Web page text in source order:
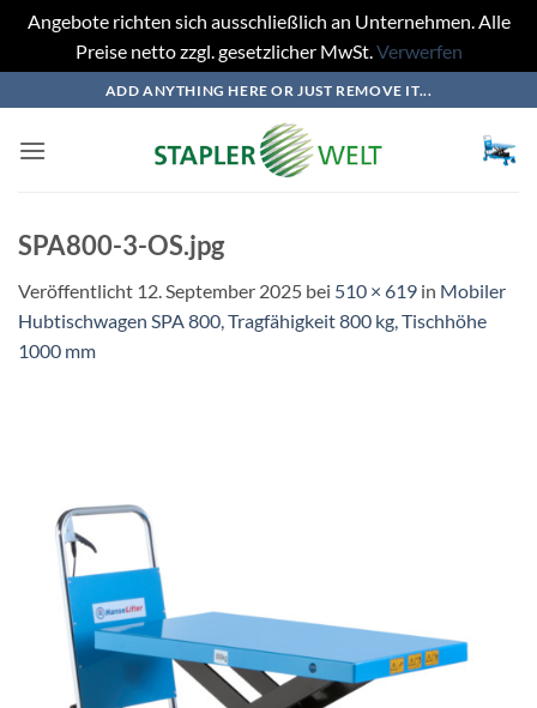
Angebote richten sich ausschließlich an Unternehmen. Alle
Preise netto zzgl. gesetzlicher MwSt.Verwerfen
Inhalt
springen
ADD ANYTHING HERE OR JUST REMOVE IT...
SPA800-3-OS.jpg
Veröffentlicht 12. September 2025 bei 510 × 619 in Mobiler
Hubtischwagen SPA 800, Tragfähigkeit 800 kg, Tischhöhe
1000 mm